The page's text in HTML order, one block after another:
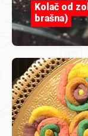
Kolač od
brašna)